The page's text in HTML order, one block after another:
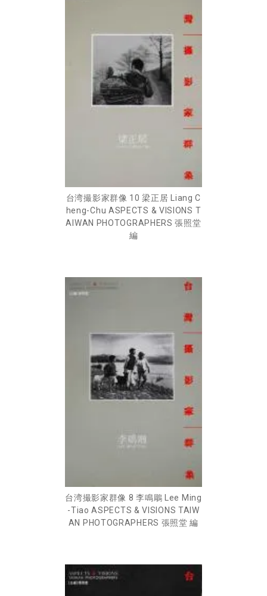
台湾撮影家群像 10 梁正居 Liang C
heng-Chu ASPECTS & VISIONS T
AIWAN PHOTOGRAPHERS 張照堂
編
台湾撮影家群像 8 李鳴鵰 Lee Ming
-Tiao ASPECTS & VISIONS TAIW
AN PHOTOGRAPHERS 張照堂 編